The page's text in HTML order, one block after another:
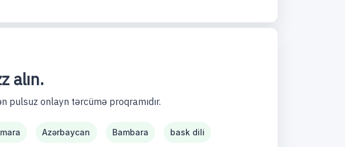
alın.
pulsuz onlayn tərcümə proqramıdır.
Azərbaycan Bambara bask dili